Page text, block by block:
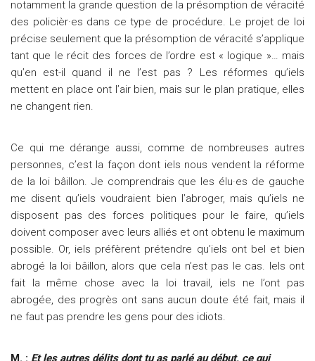
notamment la grande question de la présomption de véracité
des policièr·es dans ce type de procédure. Le projet de loi
précise seulement que la présomption de véracité s’applique
tant que le récit des forces de l’ordre est « logique »… mais
qu’en est-il quand il ne l’est pas ? Les réformes qu’iels
mettent en place ont l’air bien, mais sur le plan pratique, elles
ne changent rien.
Ce qui me dérange aussi, comme de nombreuses autres
personnes, c’est la façon dont iels nous vendent la réforme
de la loi bâillon. Je comprendrais que les élu·es de gauche
me disent qu’iels voudraient bien l’abroger, mais qu’iels ne
disposent pas des forces politiques pour le faire, qu’iels
doivent composer avec leurs alliés et ont obtenu le maximum
possible. Or, iels préfèrent prétendre qu’iels ont bel et bien
abrogé la loi bâillon, alors que cela n’est pas le cas. Iels ont
fait la même chose avec la loi travail, iels ne l’ont pas
abrogée, des progrès ont sans aucun doute été fait, mais il
ne faut pas prendre les gens pour des idiots.
M. : Et les autres délits dont tu as parlé au début, ce qui